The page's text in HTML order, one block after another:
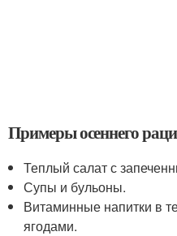
Примеры осеннего
Теплый салат с
Супы и бульоны.
Витаминные напитки в
ягодами.